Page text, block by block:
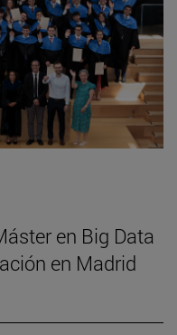
en Big Data
en Madrid